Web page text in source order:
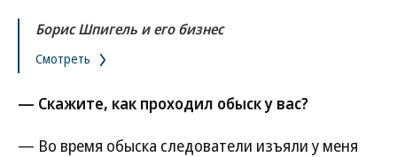
Борис Шпигель и его бизнес
Смотреть
— Скажите, как проходил обыск у вас?
— Во время обыска следователи изъяли у меня